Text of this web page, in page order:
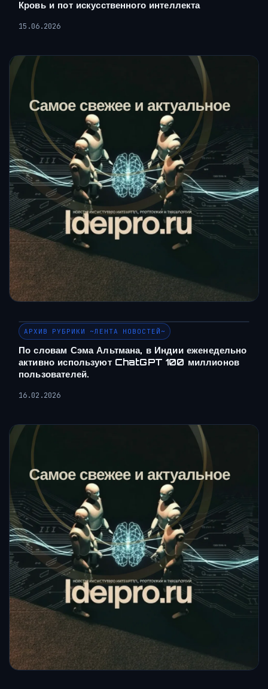
Кровь и пот искусственного интеллекта
15.06.2026
АРХИВ РУБРИКИ ~ЛЕНТА НОВОСТЕЙ~
По словам Сэма Альтмана, в Индии еженедельно
активно используют ChatGPT 100 миллионов
пользователей.
16.02.2026